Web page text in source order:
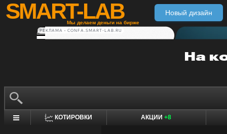
SMART-LAB
Мы делаем деньги на бирже
Новый дизайн
РЕКЛАМА • CONFA.SMART-LAB.RU
КОТИРОВКИ АКЦИИ +8